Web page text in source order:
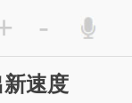
-
速度